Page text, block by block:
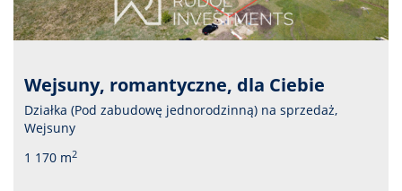
Wejsuny, romantyczne, dla Ciebie
Działka (Pod zabudowę jednorodzinną) na sprzedaż,
Wejsuny
1 170 m2